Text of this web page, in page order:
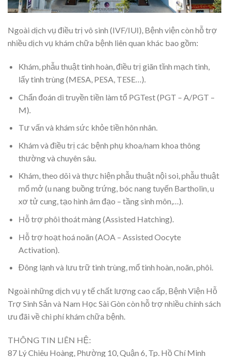
Ngoài dịch vụ điều trị vô sinh (IVF/IUI), Bệnh viện còn hỗ trợ
nhiều dịch vụ khám chữa bệnh liên quan khác bao gồm:
Khám, phẫu thuật tinh hoàn, điều trị giãn tĩnh mạch tinh,
lấy tinh trùng (MESA, PESA, TESE…).
Chẩn đoán di truyền tiền làm tổ PGTest (PGT – A/PGT –
M).
Tư vấn và khám sức khỏe tiền hôn nhân.
Khám và điều trị các bệnh phụ khoa/nam khoa thông
thường và chuyên sâu.
Khám, theo dõi và thực hiện phẫu thuật nội soi, phẫu thuật
mổ mở (u nang buồng trứng, bóc nang tuyến Bartholin, u
xơ tử cung, tạo hình âm đạo – tầng sinh môn,…).
Hỗ trợ phôi thoát màng (Assisted Hatching).
Hỗ trợ hoạt hoá noãn (AOA – Assisted Oocyte
Activation).
Đông lạnh và lưu trữ tinh trùng, mổ tinh hoàn, noãn, phôi.
Ngoài những dịch vụ y tế chất lượng cao cấp, Bệnh Viện Hỗ
Trợ Sinh Sản và Nam Học Sài Gòn còn hỗ trợ nhiều chính sách
ưu đãi về chi phí khám chữa bệnh.
THÔNG TIN LIÊN HỆ:
87 Lý Chiêu Hoàng, Phường 10, Quận 6, Tp. Hồ Chí Minh